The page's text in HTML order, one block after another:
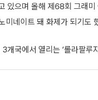
으며 올해 제68회 그래미
미네이트 돼 화제가 되기도
국에서 열리는 ‘롤라팔루